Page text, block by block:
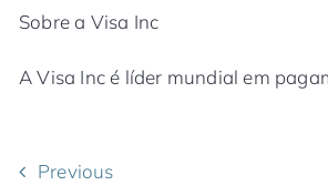
Sobre a Visa Inc
A Visa Inc é líder mundial em
Previous